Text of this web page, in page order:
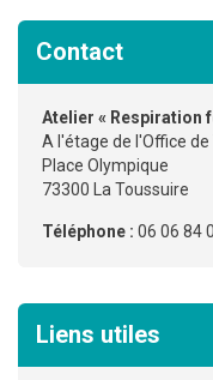
Contact
Atelier « Respiration
A l'étage de l'Office
Place Olympique
73300 La Toussuire
Téléphone : 06 06 84
Liens utiles